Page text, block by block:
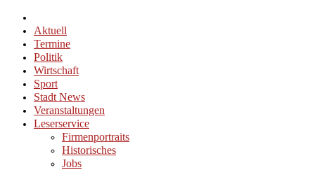
Aktuell
Termine
Politik
Wirtschaft
Sport
Stadt News
Veranstaltungen
Leserservice
Firmenportraits
Historisches
Jobs